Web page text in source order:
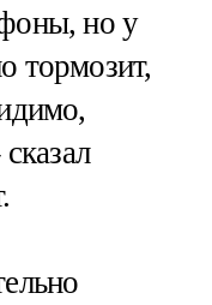
но у
тормозит,